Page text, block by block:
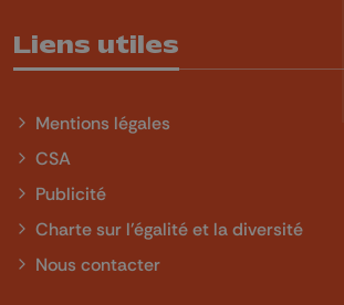
Liens utiles
Mentions légales
CSA
Publicité
Charte sur l'égalité et la diversité
Nous contacter